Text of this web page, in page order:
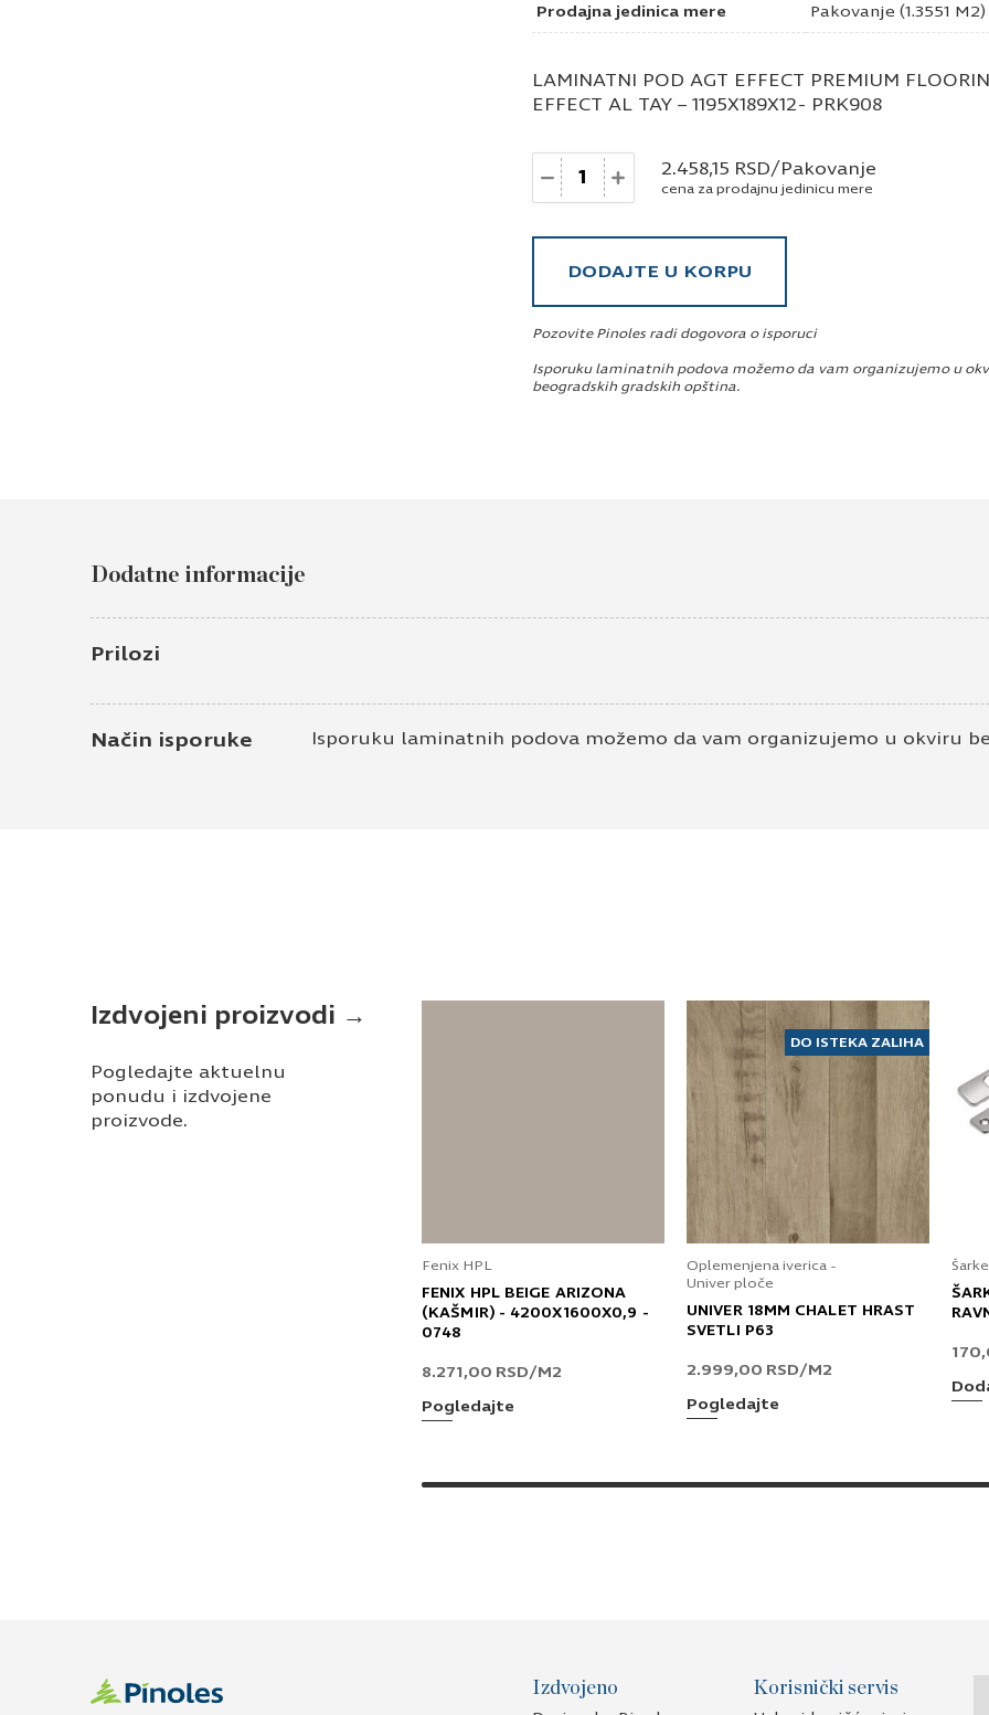
Prodajna jedinica mere Pakovanje (1.3551 M2)
LAMINATNI POD AGT EFFECT PREMIUM
EFFECT AL TAY – 1195X189X12- PRK908
Količina 2.458,15 RSD/Pakovanje
cena za prodajnu jedinicu mere
DODAJTE U KORPU
Pozovite Pinoles radi dogovora o isporuci
Isporuku laminatnih podova možemo da vam organizujemo u
beogradskih gradskih opština.
Dodatne informacije
Prilozi
Način isporuke Isporuku laminatnih podova možemo da vam organizujemo u okviru
Izdvojeni proizvodi →
Pogledajte aktuelnu
ponudu i izdvojene
proizvode.
Fenix HPL
FENIX HPL BEIGE ARIZONA
(KAŠMIR) - 4200X1600X0,9 -
0748
8.271,00 RSD/M2
Pogledajte
DO ISTEKA ZALIHA
Oplemenjena iverica -
Univer ploče
UNIVER 18MM CHALET HRAST
SVETLI P63
2.999,00 RSD/M2
Pogledajte
Izdvojeno Korisnički servis